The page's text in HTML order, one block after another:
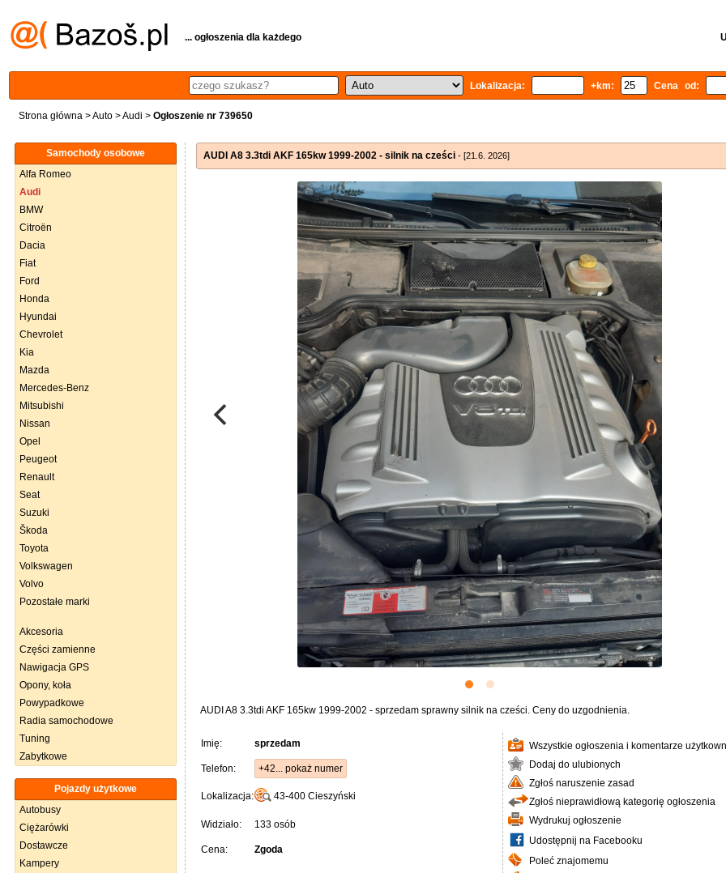
... ogłoszenia dla każdego
Lokalizacja: +km: Cena od:
Strona główna >Auto >Audi > Ogłoszenie nr 739650
Samochody osobowe
Alfa Romeo
Audi
BMW
Citroën
Dacia
Fiat
Ford
Honda
Hyundai
Chevrolet
Kia
Mazda
Mercedes-Benz
Mitsubishi
Nissan
Opel
Peugeot
Renault
Seat
Suzuki
Škoda
Toyota
Volkswagen
Volvo
Pozostałe marki
Akcesoria
Części zamienne
Nawigacja GPS
Opony, koła
Powypadkowe
Radia samochodowe
Tuning
Zabytkowe
Pojazdy użytkowe
Autobusy
Ciężarówki
Dostawcze
Kampery
AUDI A8 3.3tdi AKF 165kw 1999-2002 - silnik na cześci - [21.6. 2026]
AUDI A8 3.3tdi AKF 165kw 1999-2002 - sprzedam sprawny silnik na cześci. Ceny do uzgodnienia.
Imię: sprzedam
Telefon: +42... pokaż numer
Lokalizacja: 43-400 Cieszyński
Widziało: 133 osób
Cena: Zgoda
Wszystkie ogłoszenia i komentarze
Dodaj do ulubionych
Zgłoś naruszenie zasad
Zgłoś nieprawidłową kategorię ogłoszenia
Wydrukuj ogłoszenie
Udostępnij na Facebooku
Poleć znajomemu